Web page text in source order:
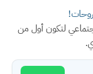
لتكون أول من